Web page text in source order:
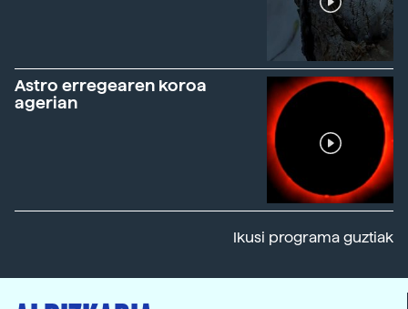
Astro erregearen koroa
agerian
Ikusi programa guztiak